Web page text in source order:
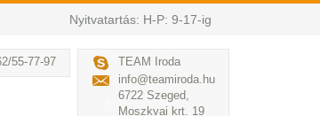
Nyitvatartás: H-P: 9-17-ig
TEAM Iroda
info@teamiroda.hu
6722 Szeged,
Moszkvai krt. 19
55-77-97